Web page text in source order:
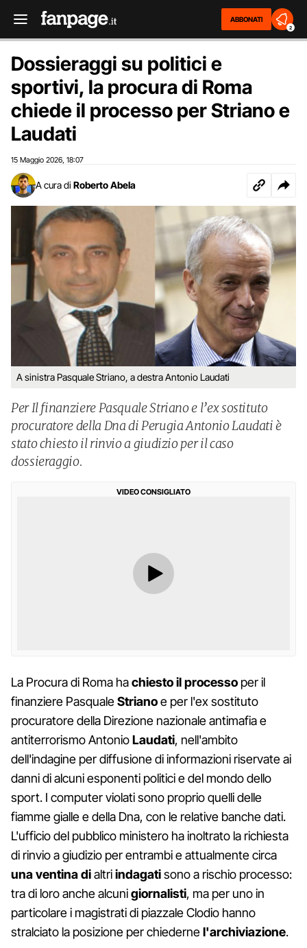
ABBONATI
2
Dossieraggi su politici e
sportivi, la procura di Roma
chiede il processo per Striano e
Laudati
15 Maggio 2026 18:07
A cura di Roberto Abela
A sinistra Pasquale Striano, a destra Antonio Laudati
Per Il finanziere Pasquale Striano e l’ex sostituto
procuratore della Dna di Perugia Antonio Laudati è
stato chiesto il rinvio a giudizio per il caso
dossieraggio.
VIDEO CONSIGLIATO
La Procura di Roma hachiesto il processo per il
finanziere PasqualeStrianoe per l'ex sostituto
procuratore della Direzione nazionale antimafia e
antiterrorismo AntonioLaudati, nell'ambito
dell'indagine per diffusione di informazioni riservate ai
danni di alcuni esponenti politici e del mondo dello
sport. I computer violati sono proprio quelli delle
fiamme gialle e della Dna, con le relative banche dati.
L'ufficio del pubblico ministero ha inoltrato la richiesta
di rinvio a giudizio per entrambi e attualmente circa
una ventina dialtriindagatisono a rischio processo:
tra di loro anche alcunigiornalisti, ma per uno in
particolare i magistrati di piazzale Clodio hanno
stralciato la posizione per chiedernel'archiviazione.